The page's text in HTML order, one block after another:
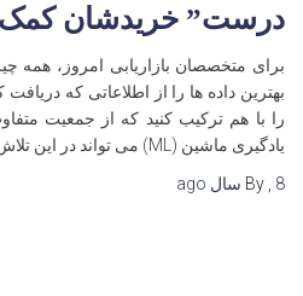
درست” خریدشان کمک
برای متخصصان بازاریابی امروز، همه
بهترین داده ها را از اطلاعاتی که
یادگیری ماشین (ML) می تواند در این تلاش کمک
By
8 سال